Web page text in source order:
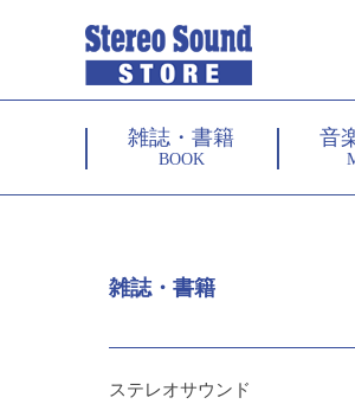
雑誌・書籍
BOOK
音
雑誌・書籍
ステレオサウンド